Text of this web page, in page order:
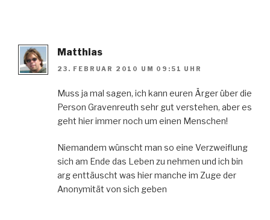
Matthias
23. FEBRUAR 2010 UM 09:51 UHR
Muss ja mal sagen, ich kann euren Ärger über die
Person Gravenreuth sehr gut verstehen, aber es
geht hier immer noch um einen Menschen!
Niemandem wünscht man so eine Verzweiflung
sich am Ende das Leben zu nehmen und ich bin
arg enttäuscht was hier manche im Zuge der
Anonymität von sich geben